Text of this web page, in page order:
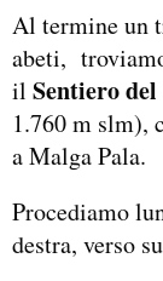
Al termine un
abeti,
il Sentiero
1.760 m slm),
a Malga Pala.
Procediamo
destra, verso